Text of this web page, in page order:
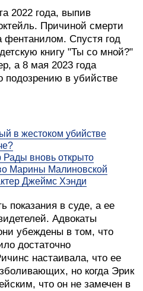
2022 года, выпив
Причиной смерти
фентанилом. Спустя год
книгу "Ты со мной?"
а 8 мая 2023 года
подозрению в убийстве
в жестоком убийстве
Рады вновь открыто
Марины Малиновской
Джеймс Хэнди
показания в суде, а ее
Адвокаты
убеждены в том, что
достаточно
настаивала, что ее
но когда Эрик
что он не замечен в